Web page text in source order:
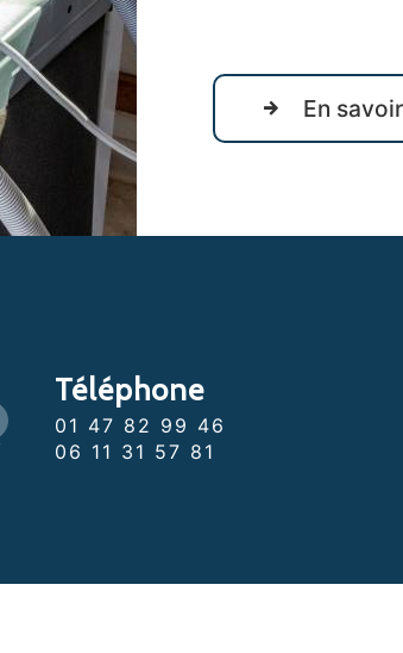
En
Téléphone
01 47 82 99 46
06 11 31 57 81